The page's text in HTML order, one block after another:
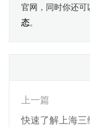
官网，同时你还可
态。
上一篇
快速了解上海